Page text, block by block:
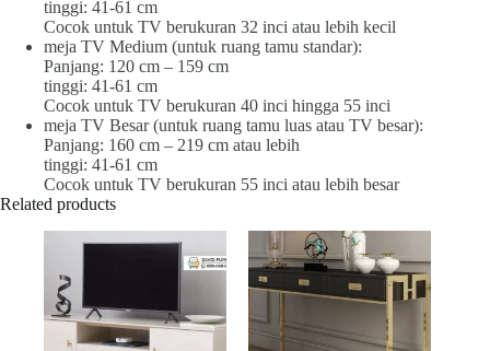
tinggi: 41-61 cm
Cocok untuk TV berukuran 32 inci atau lebih kecil
meja TV Medium (untuk ruang tamu standar):
Panjang: 120 cm – 159 cm
tinggi: 41-61 cm
Cocok untuk TV berukuran 40 inci hingga 55 inci
meja TV Besar (untuk ruang tamu luas atau TV besar):
Panjang: 160 cm – 219 cm atau lebih
tinggi: 41-61 cm
Cocok untuk TV berukuran 55 inci atau lebih besar
Related products